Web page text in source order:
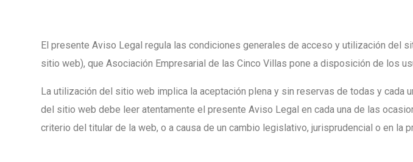
El presente Aviso Legal regula las condiciones generales de acceso y utilización del
sitio web), que Asociación Empresarial de las Cinco Villas pone a disposición de los
La utilización del sitio web implica la aceptación plena y sin reservas de todas y
del sitio web debe leer atentamente el presente Aviso Legal en cada una de las
criterio del titular de la web, o a causa de un cambio legislativo, jurisprudencial o en la